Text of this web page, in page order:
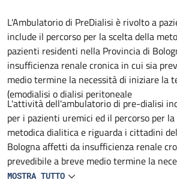
Descrizione
L'Ambulatorio di PreDialisi è rivolto a
include il percorso per la scelta della
pazienti residenti nella Provincia di
insufficienza renale cronica in cui sia
medio termine la necessità di iniziare la
(emodialisi o dialisi peritoneale
L'attività dell'ambulatorio di pre-dialisi
per i pazienti uremici ed il percorso per
metodica dialitica e riguarda i cittadini
Bologna affetti da insufficienza renale
prevedibile a breve medio termine la
terapia sostitutiva (emodialisi o dialisi
MOSTRA TUTTO